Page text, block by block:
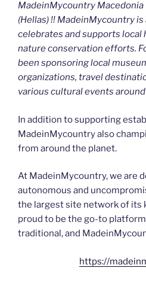
MadeinMycountry Macedonia
(Hellas) !! MadeinMycountry
celebrates and supports local
nature conservation efforts.
been sponsoring local
organizations, travel
various cultural events
In addition to supporting
MadeinMycountry also
from around the planet.
At MadeinMycountry, we are
autonomous and
the largest site network of its
proud to be the go-to
traditional, and
https://